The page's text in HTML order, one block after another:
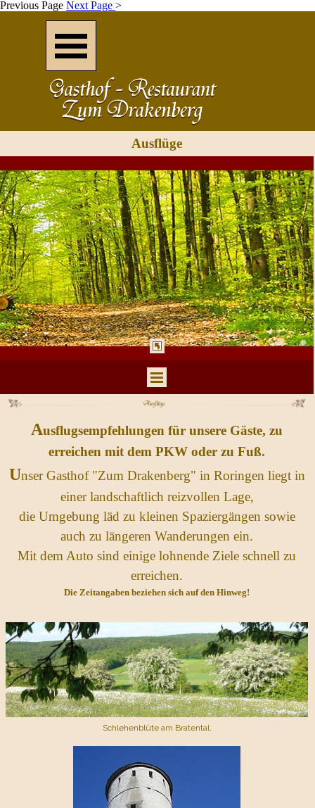
Previous Page Next Page >
Ausflüge
Ausflugsempfehlungen für unsere Gäste, zu
erreichen mit dem PKW oder zu Fuß.
Unser Gasthof "Zum Drakenberg" in Roringen liegt in
einer landschaftlich reizvollen Lage,
die Umgebung läd zu kleinen Spaziergängen sowie
auch zu längeren Wanderungen ein.
Mit dem Auto sind einige lohnende Ziele schnell zu
erreichen.
Die Zeitangaben beziehen sich auf den Hinweg!
Schlehenblüte am Bratental.